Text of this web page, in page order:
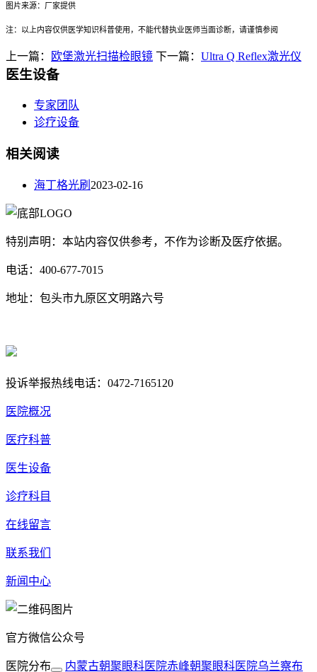
图片来源：厂家提供
注：以上内容仅供医学知识科普使用，不能代替执业医师当面诊断，请谨慎参阅
上一篇： 欧堡激光扫描检眼镜 下一篇： Ultra Q Reflex激光仪
医生设备
专家团队
诊疗设备
相关阅读
海丁格光刷 2023-02-16
特别声明：本站内容仅供参考，不作为诊断及医疗依据。
电话：400-677-7015
地址：包头市九原区文明路六号
投诉举报热线电话：0472-7165120
医院概况
医疗科普
医生设备
诊疗科目
在线留言
联系我们
新闻中心
官方微信公众号
医院分布 内蒙古朝聚眼科医院赤峰朝聚眼科医院乌兰察布